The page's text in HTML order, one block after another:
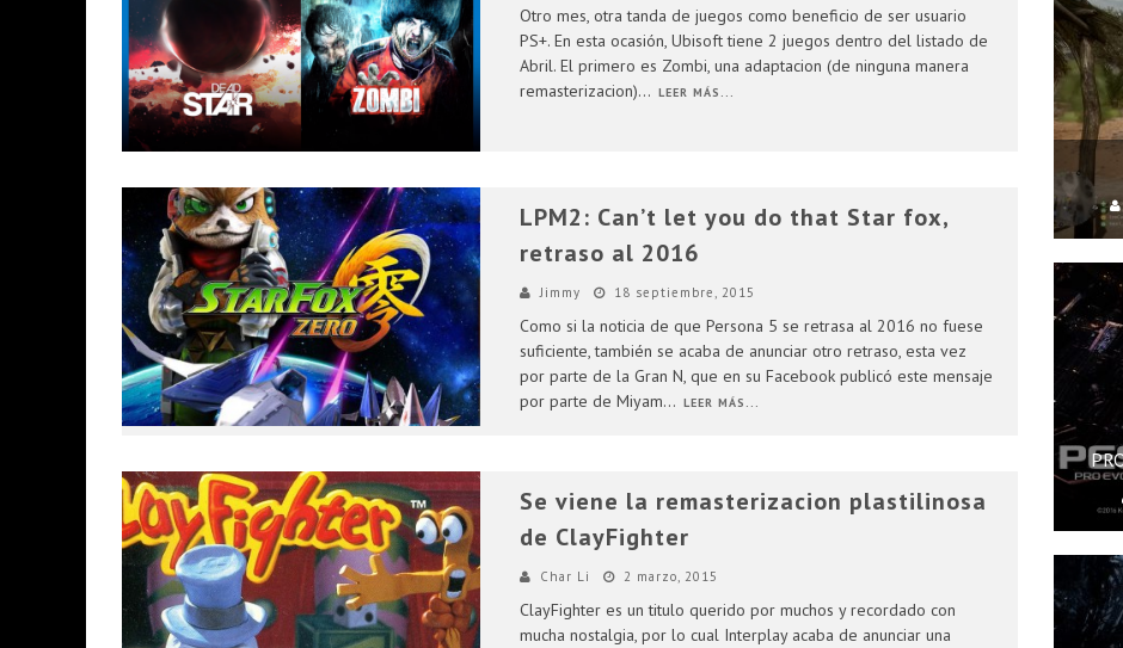
Otro mes, otra tanda de juegos como beneficio de ser usuario
PS+. En esta ocasión, Ubisoft tiene 2 juegos dentro del listado de
Abril. El primero es Zombi, una adaptacion (de ninguna manera
remasterizacion)... LEER MÁS...
LPM2: Can’t let you do that Star fox,
retraso al 2016
Jimmy 18 septiembre, 2015
Como si la noticia de que Persona 5 se retrasa al 2016 no fuese
suficiente, también se acaba de anunciar otro retraso, esta vez
por parte de la Gran N, que en su Facebook publicó este mensaje
por parte de Miyam... LEER MÁS...
Se viene la remasterizacion plastilinosa
de ClayFighter
Char Li 2 marzo, 2015
ClayFighter es un titulo querido por muchos y recordado con
mucha nostalgia, por lo cual Interplay acaba de anunciar una